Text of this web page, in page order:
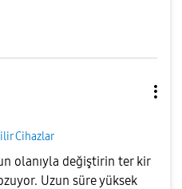
Cihazlar
olanıyla değiştirin ter kir
Uzun süre yüksek